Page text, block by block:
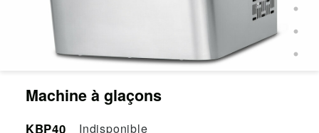
Machine à glaçons
KBP40 Indisponible